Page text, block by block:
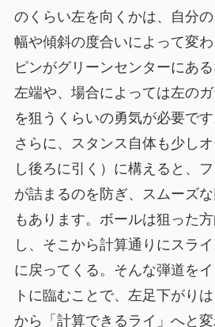
のくらい左を向くかは、自分
幅や傾斜の度合いによって変
ピンがグリーンセンターにあ
左端や、場合によっては左の
を狙うくらいの勇気が必要です
さらに、スタンス自体も少し
し後ろに引く）に構えると、
が詰まるのを防ぎ、スムーズ
もあります。ボールは狙った
し、そこから計算通りにスラ
に戻ってくる。そんな弾道を
トに臨むことで、左足下がり
から「計算できるライ」へと